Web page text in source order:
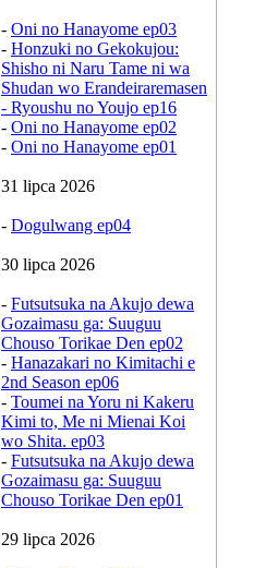
- Oni no Hanayome ep03
- Honzuki no Gekokujou:
Shisho ni Naru Tame ni wa
Shudan wo Erandeiraremasen
- Ryoushu no Youjo ep16
- Oni no Hanayome ep02
- Oni no Hanayome ep01
31 lipca 2026
- Dogulwang ep04
30 lipca 2026
- Futsutsuka na Akujo dewa
Gozaimasu ga: Suuguu
Chouso Torikae Den ep02
- Hanazakari no Kimitachi e
2nd Season ep06
- Toumei na Yoru ni Kakeru
Kimi to, Me ni Mienai Koi
wo Shita. ep03
- Futsutsuka na Akujo dewa
Gozaimasu ga: Suuguu
Chouso Torikae Den ep01
29 lipca 2026